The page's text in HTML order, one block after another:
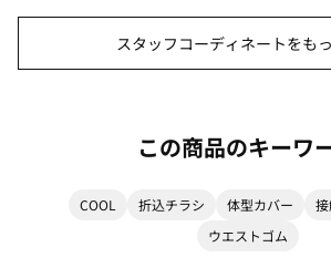
スタッフコーディネートをも
この商品のキーワ
COOL 折込チラシ 体型カバー
ウエストゴム